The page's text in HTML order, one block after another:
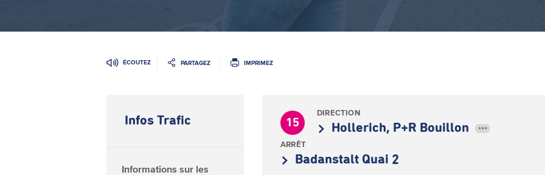
ÉCOUTEZ PARTAGEZ IMPRIMEZ
Infos Trafic
Informations sur les
15
DIRECTION
Hollerich, P+R Bouillon •••
ARRÊT
Badanstalt Quai 2